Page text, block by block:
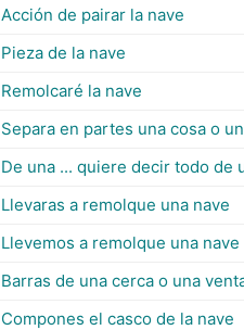
Acción de pairar la nave
Pieza de la nave
Remolcaré la nave
Separa en partes una cosa o
De una ... quiere decir todo de
Llevaras a remolque una nave
Llevemos a remolque una nave
Barras de una cerca o una
Compones el casco de la nave